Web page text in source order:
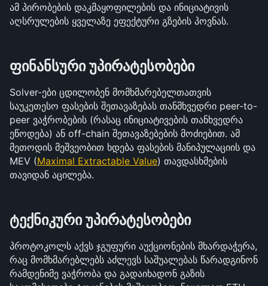
ამ პირობების დაკმაყოფილების და ინიციატივის
აღსრულების ყველაზე ეფექტური გზების პოვნას.
ფინანსური უპირატესობები
Solver-ები ცდილობენ მომხმარებელთათვის
საუკეთესო ფასების შეთავაზებას თანმხვედრი peer-to-
peer ვაჭრობების (რასაც ინიციატივების თანხვედრა
ეწოდება) ან off-chain შეთავაზებების მოძიებით. ამ
მეთოდის მეშვეობით ხდება ფასების მანიპულაციის და
MEV (Maximal Extractable Value) თავდასხმების
თავიდან აცილება.
ტექნიკური უპირატესობები
პროტოკოლს აქვს ჯგუფური აუქციონების მხარდაჭერა,
რაც მომხმარებლებს აძლევს საშუალებას წარადგინონ
რამდენიმე ვაჭრობა და გადაიხადონ გაზის